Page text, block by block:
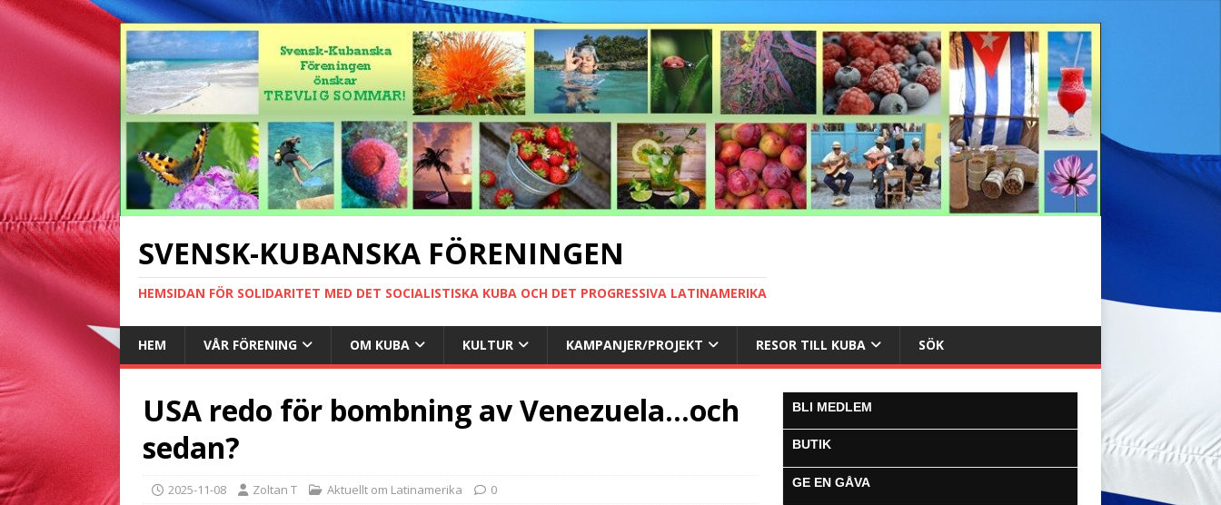
SVENSK-KUBANSKA FÖRENINGEN
HEMSIDAN FÖR SOLIDARITET MED DET SOCIALISTISKA KUBA OCH DET PROGRESSIVA LATINAMERIKA
HEM VÅR FÖRENING OM KUBA KULTUR KAMPANJER/PROJEKT RESOR TILL KUBA SÖK
USA redo för bombning av Venezuela…och
sedan?
2025-11-08 Zoltan T Aktuellt om Latinamerika 0
BLI MEDLEM
BUTIK
GE EN GÅVA